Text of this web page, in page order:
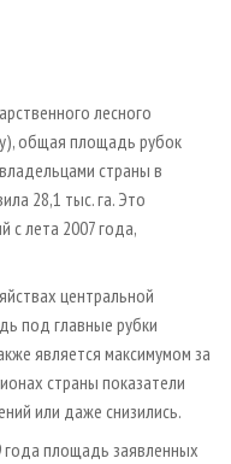
лесного
общая площадь рубок
страны в
28,1 тыс. га. Это
с лета 2007 года,
центральной
под главные рубки
является максимумом за
страны показатели
или даже снизились.
года площадь заявленных